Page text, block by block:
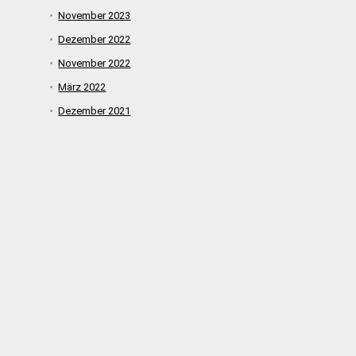
November 2023
Dezember 2022
November 2022
März 2022
Dezember 2021